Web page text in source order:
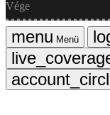
Vége
Menü